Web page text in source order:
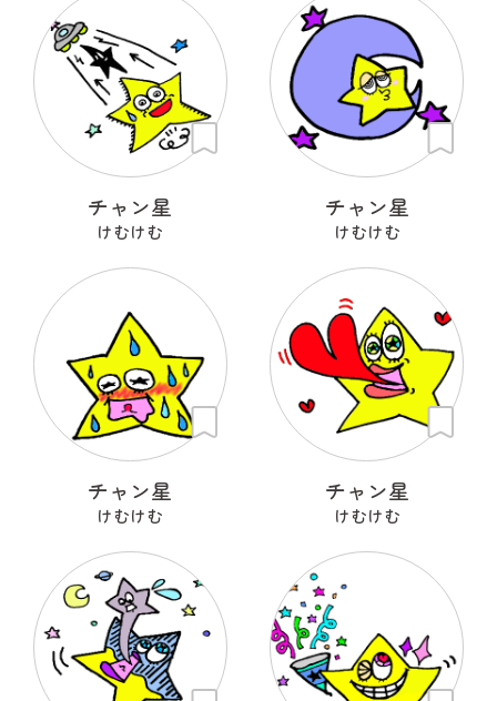
チャン星
けむけむ
チャン星
けむけむ
チャン星
けむけむ
チャン星
けむけむ